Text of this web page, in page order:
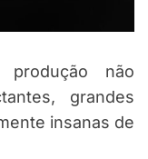
não
grandes
insanas de